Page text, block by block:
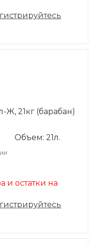
21кг (барабан)
Объем: 21л.
и остатки на